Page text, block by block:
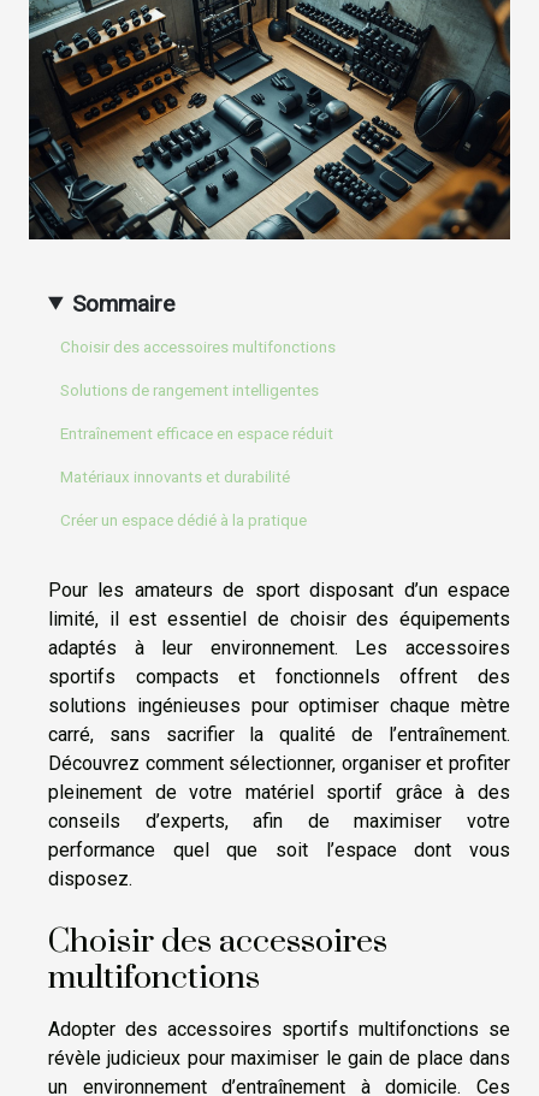
Sommaire
Choisir des accessoires multifonctions
Solutions de rangement intelligentes
Entraînement efficace en espace réduit
Matériaux innovants et durabilité
Créer un espace dédié à la pratique
Pour les amateurs de sport disposant d’un espace
limité, il est essentiel de choisir des équipements
adaptés à leur environnement. Les accessoires
sportifs compacts et fonctionnels offrent des
solutions ingénieuses pour optimiser chaque mètre
carré, sans sacrifier la qualité de l’entraînement.
Découvrez comment sélectionner, organiser et profiter
pleinement de votre matériel sportif grâce à des
conseils d’experts, afin de maximiser votre
performance quel que soit l’espace dont vous
disposez.
Choisir des accessoires
multifonctions
Adopter des accessoires sportifs multifonctions se
révèle judicieux pour maximiser le gain de place dans
un environnement d’entraînement à domicile. Ces